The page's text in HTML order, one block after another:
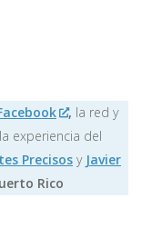
, la red y
experiencia del
Precisos y Javier
Rico